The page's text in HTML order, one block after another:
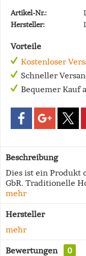
Artikel-Nr.:
Hersteller:
Vorteile
Kostenloser
Schneller
Bequemer Kauf
Beschreibung
Dies ist ein Produkt
GbR. Traditionelle
mehr
Hersteller
mehr
Bewertungen
0